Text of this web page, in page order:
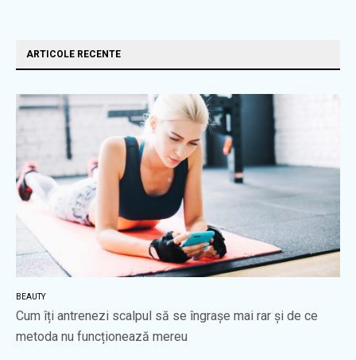
ARTICOLE RECENTE
BEAUTY
Cum îți antrenezi scalpul să se îngrașe mai rar și de ce
metoda nu funcționează mereu